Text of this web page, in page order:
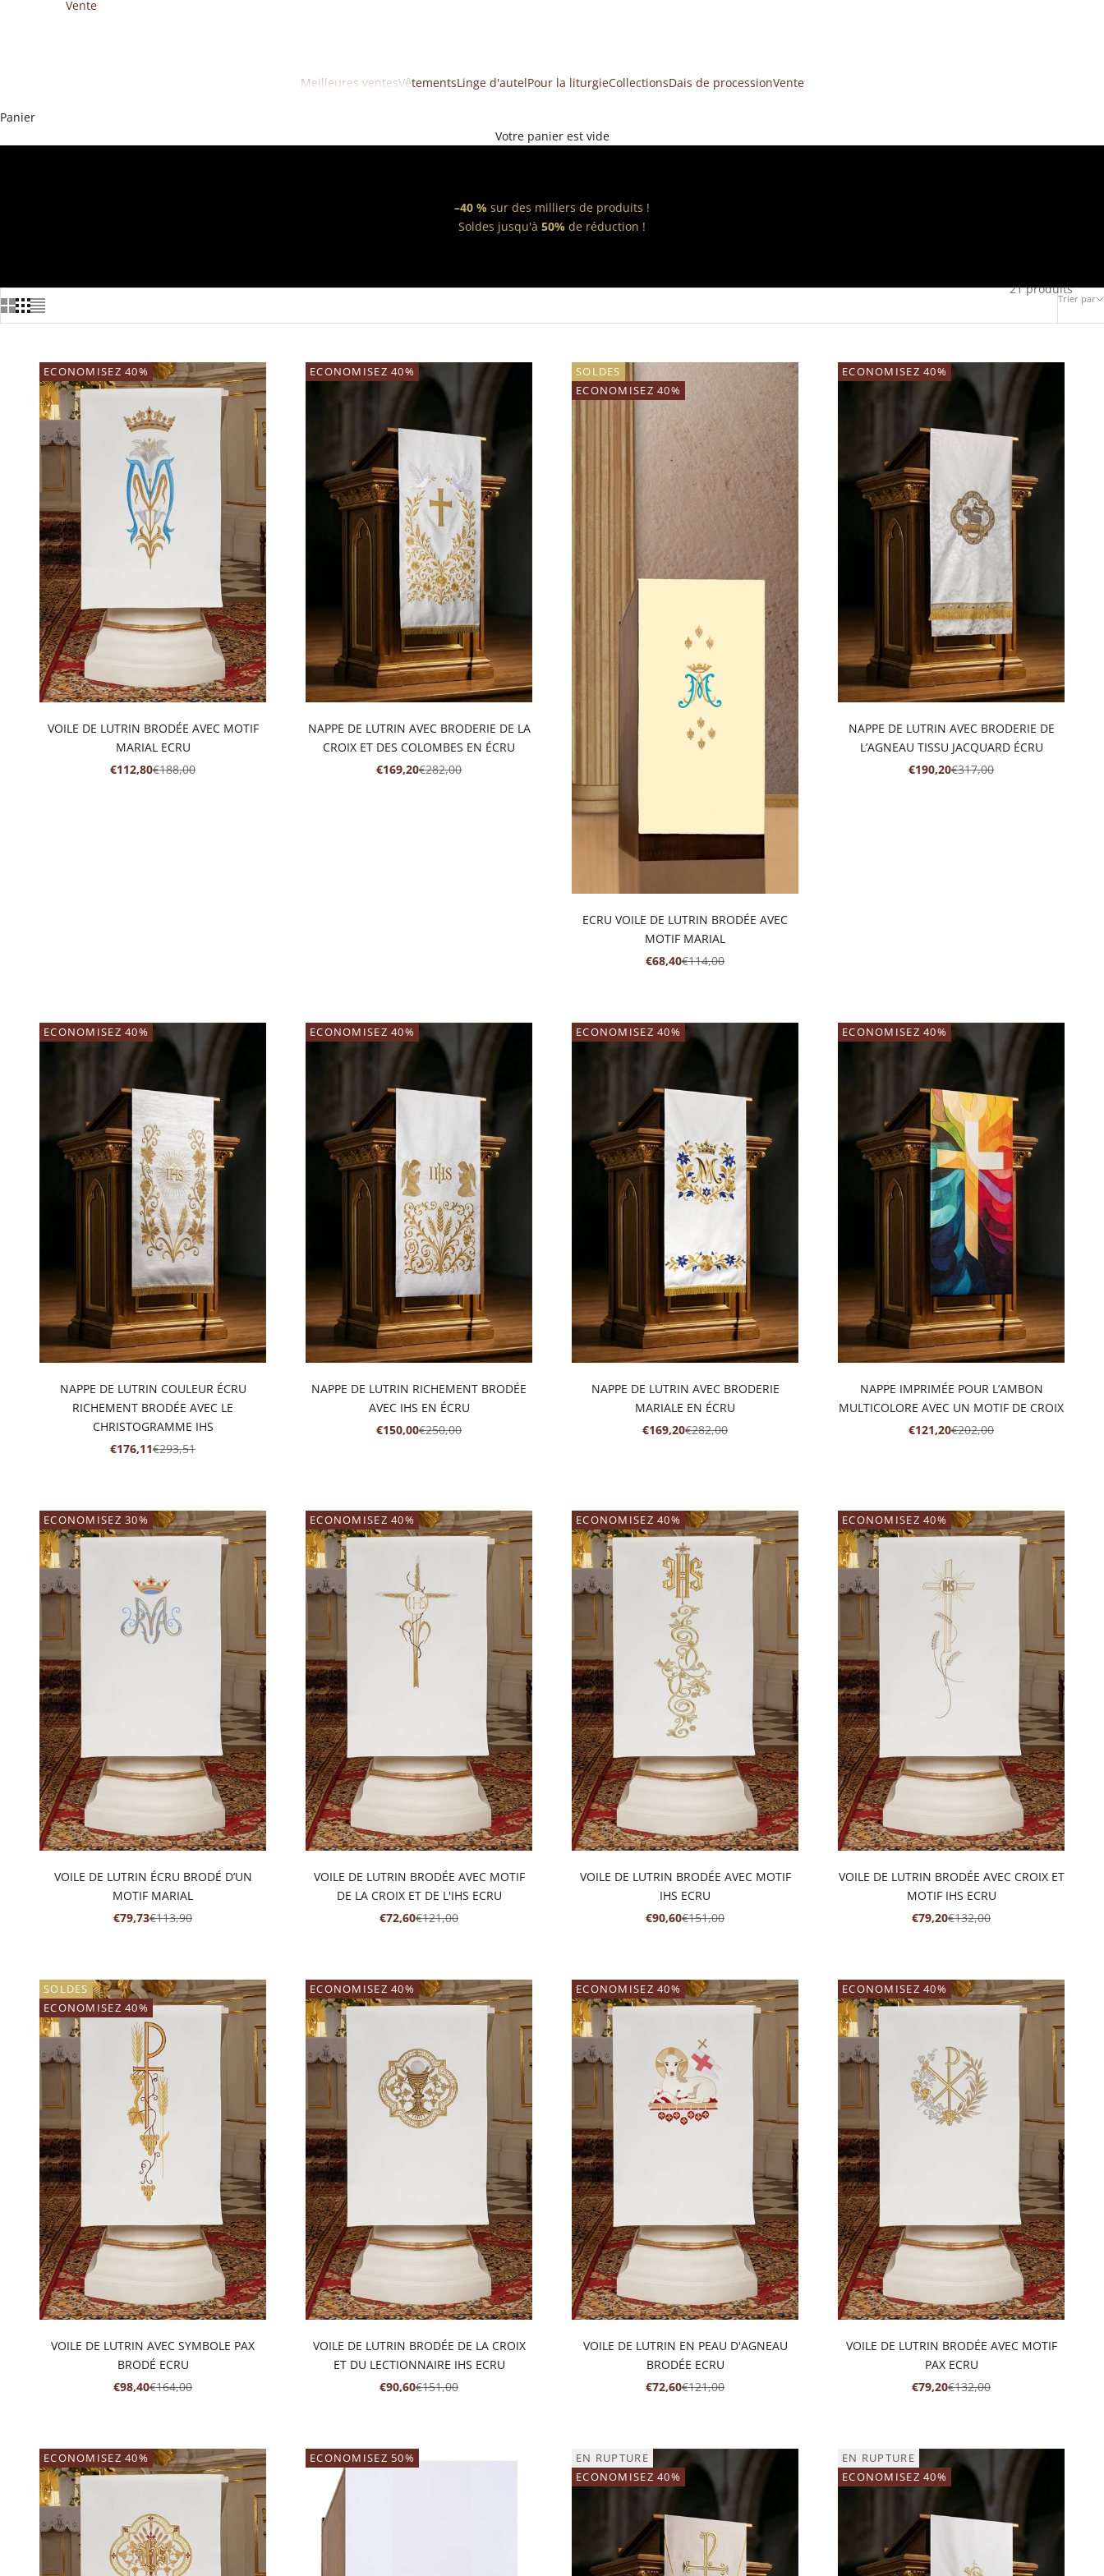
Meilleures ventesVêtementsLinge d'autelPour la liturgieCollectionsDais de processionVente
Vente
Panier
Votre panier est vide
–40 % sur des milliers de produits !
Soldes jusqu'à 50% de réduction !
Trier par
21 produits
ECONOMISEZ 40%
VOILE DE LUTRIN BRODÉE AVEC MOTIF
MARIAL ECRU
PRIX DE VENTE
€112,80PRIX NORMAL
€188,00
ECONOMISEZ 40%
NAPPE DE LUTRIN AVEC BRODERIE DE LA
CROIX ET DES COLOMBES EN ÉCRU
PRIX DE VENTE
€169,20PRIX NORMAL
€282,00
SOLDES
ECONOMISEZ 40%
ECRU VOILE DE LUTRIN BRODÉE AVEC
MOTIF MARIAL
PRIX DE VENTE
€68,40PRIX NORMAL
€114,00
ECONOMISEZ 40%
NAPPE DE LUTRIN AVEC BRODERIE DE
L’AGNEAU TISSU JACQUARD ÉCRU
PRIX DE VENTE
€190,20PRIX NORMAL
€317,00
ECONOMISEZ 40%
NAPPE DE LUTRIN COULEUR ÉCRU
RICHEMENT BRODÉE AVEC LE
CHRISTOGRAMME IHS
PRIX DE VENTE
€176,11PRIX NORMAL
€293,51
ECONOMISEZ 40%
NAPPE DE LUTRIN RICHEMENT BRODÉE
AVEC IHS EN ÉCRU
PRIX DE VENTE
€150,00PRIX NORMAL
€250,00
ECONOMISEZ 40%
NAPPE DE LUTRIN AVEC BRODERIE
MARIALE EN ÉCRU
PRIX DE VENTE
€169,20PRIX NORMAL
€282,00
ECONOMISEZ 40%
NAPPE IMPRIMÉE POUR L’AMBON
MULTICOLORE AVEC UN MOTIF DE CROIX
PRIX DE VENTE
€121,20PRIX NORMAL
€202,00
ECONOMISEZ 30%
VOILE DE LUTRIN ÉCRU BRODÉ D’UN
MOTIF MARIAL
PRIX DE VENTE
€79,73PRIX NORMAL
€113,90
ECONOMISEZ 40%
VOILE DE LUTRIN BRODÉE AVEC MOTIF
DE LA CROIX ET DE L'IHS ECRU
PRIX DE VENTE
€72,60PRIX NORMAL
€121,00
ECONOMISEZ 40%
VOILE DE LUTRIN BRODÉE AVEC MOTIF
IHS ECRU
PRIX DE VENTE
€90,60PRIX NORMAL
€151,00
ECONOMISEZ 40%
VOILE DE LUTRIN BRODÉE AVEC CROIX ET
MOTIF IHS ECRU
PRIX DE VENTE
€79,20PRIX NORMAL
€132,00
SOLDES
ECONOMISEZ 40%
VOILE DE LUTRIN AVEC SYMBOLE PAX
BRODÉ ECRU
PRIX DE VENTE
€98,40PRIX NORMAL
€164,00
ECONOMISEZ 40%
VOILE DE LUTRIN BRODÉE DE LA CROIX
ET DU LECTIONNAIRE IHS ECRU
PRIX DE VENTE
€90,60PRIX NORMAL
€151,00
ECONOMISEZ 40%
VOILE DE LUTRIN EN PEAU D'AGNEAU
BRODÉE ECRU
PRIX DE VENTE
€72,60PRIX NORMAL
€121,00
ECONOMISEZ 40%
VOILE DE LUTRIN BRODÉE AVEC MOTIF
PAX ECRU
PRIX DE VENTE
€79,20PRIX NORMAL
€132,00
ECONOMISEZ 40% ECONOMISEZ 50%
EN RUPTURE
ECONOMISEZ 40%
EN RUPTURE
ECONOMISEZ 40%